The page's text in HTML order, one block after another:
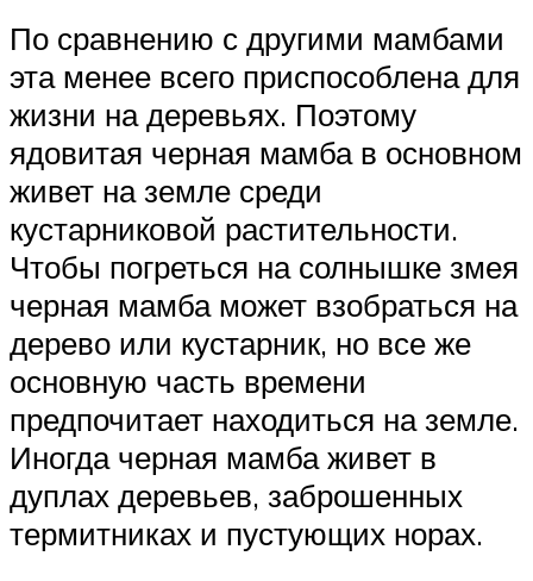
По сравнению с другими мамбами
эта менее всего приспособлена для
жизни на деревьях. Поэтому
ядовитая черная мамба в основном
живет на земле среди
кустарниковой растительности.
Чтобы погреться на солнышке змея
черная мамба может взобраться на
дерево или кустарник, но все же
основную часть времени
предпочитает находиться на земле.
Иногда черная мамба живет в
дуплах деревьев, заброшенных
термитниках и пустующих норах.